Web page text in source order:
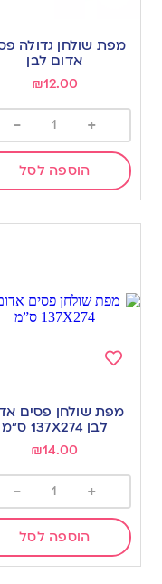
to
wishlist
מפת שולחן גדולה
אדום לבן
₪12.00
+
-
הוספה לסל
to
wishlist
מפת שולחן פסים
לבן 137X274 ס”מ
₪14.00
+
-
הוספה לסל